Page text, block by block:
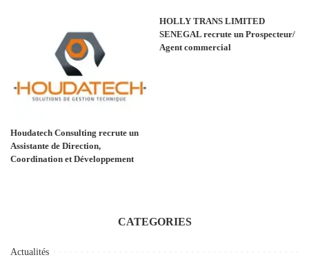
Houdatech Consulting recrute un
Assistante de Direction,
Coordination et Développement
HOLLY TRANS LIMITED
SENEGAL recrute un Prospecteur/
Agent commercial
CATEGORIES
Actualités